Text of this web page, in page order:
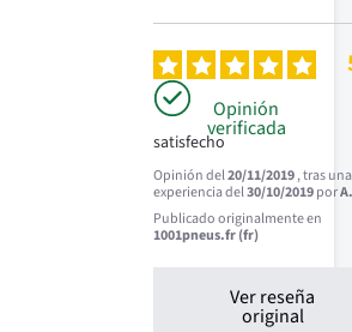
Opinión
verificada
satisfecho
Opinión del20/11/2019, tras una
experiencia del30/10/2019por
Publicado originalmente en
1001pneus.fr (fr)
Ver reseña
original